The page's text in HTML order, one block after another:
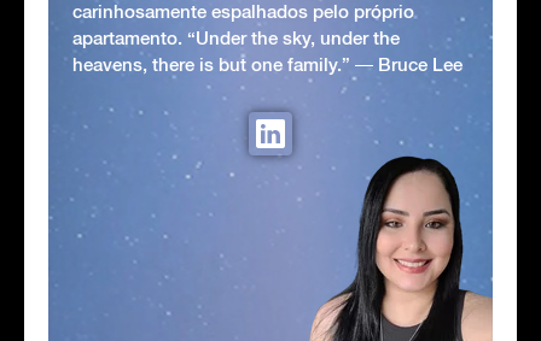
carinhosamente espalhados pelo próprio
apartamento. “Under the sky, under the
heavens, there is but one family.” ― Bruce Lee